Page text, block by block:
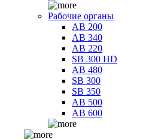
Рабочие органы
AB 200
AB 340
AB 220
SB 300 HD
AB 480
SB 300
SB 350
AB 500
AB 600